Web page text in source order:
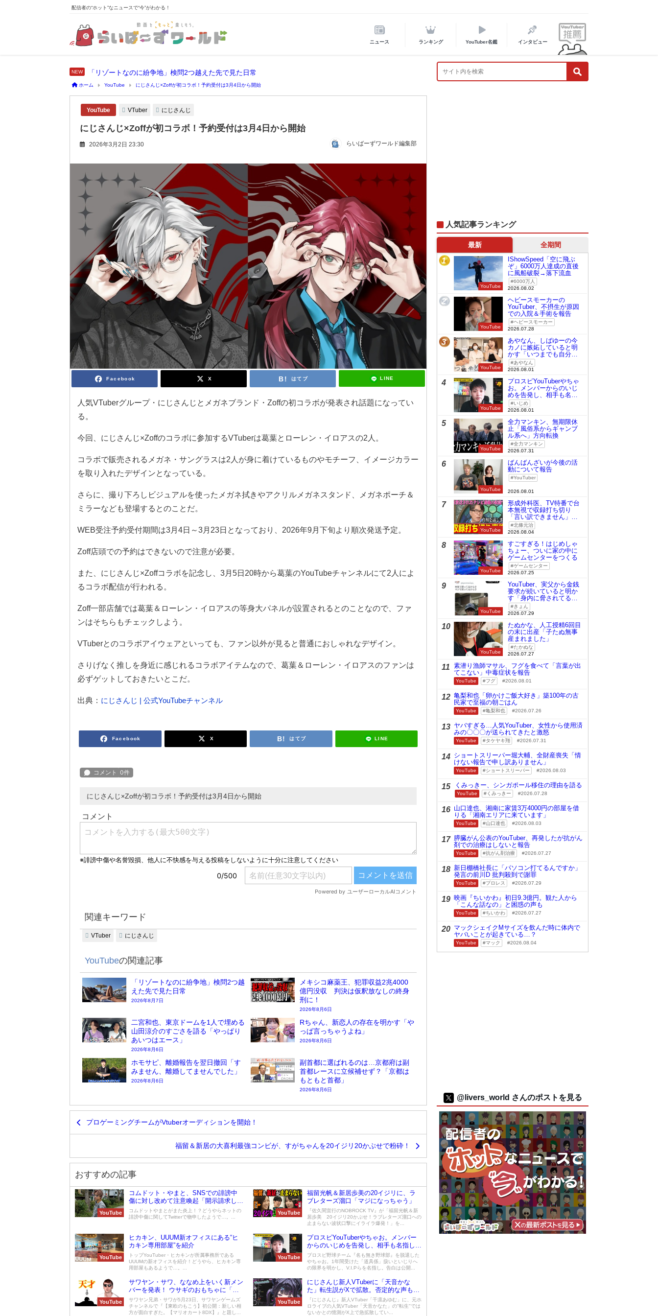
配信者の“ホット”なニュースで“今”がわかる！
ニュース ランキング YouTuber名鑑 インタビュー
「リゾートなのに紛争地」検問2つ越えた先で見た日常
ホーム YouTube にじさんじ×Zoffが初コラボ！予約受付は3月4日から開始
YouTube VTuber にじさんじ
にじさんじ×Zoffが初コラボ！予約受付は3月4日から開始
2026年3月2日 23:30 らいばーずワールド編集部
Facebook X はてブ LINE
人気VTuberグループ・にじさんじとメガネブランド・Zoffの初コラボが発表され話題になってい
る。
今回、にじさんじ×Zoffのコラボに参加するVTuberは葛葉とローレン・イロアスの2人。
コラボで販売されるメガネ・サングラスは2人が身に着けているものやモチーフ、イメージカラー
を取り入れたデザインとなっている。
さらに、撮り下ろしビジュアルを使ったメガネ拭きやアクリルメガネスタンド、メガネポーチ＆
ミラーなども登場するとのことだ。
WEB受注予約受付期間は3月4日～3月23日となっており、2026年9月下旬より順次発送予定。
Zoff店頭での予約はできないので注意が必要。
また、にじさんじ×Zoffコラボを記念し、3月5日20時から葛葉のYouTubeチャンネルにて2人によ
るコラボ配信が行われる。
Zoff一部店舗では葛葉＆ローレン・イロアスの等身大パネルが設置されるとのことなので、ファ
ンはそちらもチェックしよう。
VTuberとのコラボアイウェアといっても、ファン以外が見ると普通におしゃれなデザイン。
さりげなく推しを身近に感じれるコラボアイテムなので、葛葉＆ローレン・イロアスのファンは
必ずゲットしておきたいとこだ。
出典： にじさんじ | 公式YouTubeチャンネル
Facebook X はてブ LINE
にじさんじ×Zoffが初コラボ！予約受付は3月4日から開始
関連キーワード
VTuber にじさんじ
YouTubeの関連記事
「リゾートなのに紛争地」検問2つ越
えた先で見た日常
2026年8月7日
メキシコ麻薬王、犯罪収益2兆4000
億円没収 判決は仮釈放なしの終身
刑に！
2026年8月6日
二宮和也、東京ドームを1人で埋める
山田涼介のすごさを語る「やっぱり
あいつはエース」
2026年8月6日
Rちゃん、新恋人の存在を明かす「や
っぱ言っちゃうよね」
2026年8月6日
ホモサピ、離婚報告を翌日撤回「す
みません、離婚してませんでした」
2026年8月6日
副首都に選ばれるのは…京都府は副
首都レースに立候補せず？「京都は
もともと首都」
2026年8月6日
プロゲーミングチームがVtuberオーディションを開始！
福留＆新居の大喜利最強コンビが、すがちゃんを20イジリ20かぶせで粉砕！
おすすめの記事
YouTube
コムドット・やまと、SNSでの誹謗中
傷に対し改めて注意喚起「開示請求して
得た300万円で…」
コムドットやまとがまた炎上！？どうやらネットの
誹謗中傷に関してTwitterで物申したようで…。...
YouTube
福留光帆＆新居歩美の20イジリに、ラ
ブレターズ溜口「マジになっちゃう」
『佐久間宣行のNOBROCK TV』が「福留光帆＆新
居歩美 20イジリ20かぶせ！ラブレターズ溜口への
止まらない波状口撃にイライラ爆発！」を...
YouTube
ヒカキン、UUUM新オフィスにある“ヒ
カキン専用部屋”を紹介
トップYouTuber・ヒカキンが所属事務所である
UUUMの新オフィスを紹介！どうやら、ヒカキン専
用部屋もあるようで…。...
YouTube
プロスピYouTuberやちゃお。メンバー
からのいじめを告発し、相手も名指しで
批判
プロスピ野球チーム『名も無き野球部』を脱退した
やちゃお。1年間受けた「道具係」扱いといじりへ
の限界を明かし、V.I.Pらを名指し。告白は公開...
YouTube
サワヤン・サワ、ななめ上をいく新メン
バーを発表！ ウサギのおもちゃに「出
会えてよかった純粋に」
サワヤン兄弟・サワが5月23日、サワヤンゲームズ
チャンネルで『【東欧のもこう】初公開：新しい相
方が面白すぎた。【マリオカート8DX】』と題し...
YouTube
にじさんじ新人VTuberに「天音かな
た」転生説がXで拡散。否定的な声も多
く矛盾点を検証
『にじさんじ』新人VTuber「千凛あゆむ」に、元ホ
ロライブの人気VTuber「天音かなた」の"転生"では
ないかとの憶測がX上で急拡散してい...
人気記事ランキング
最新 全期間
1
YouTube
IShowSpeed「空に飛ぶ
ぞ」6000万人達成の直後
に風船破裂→落下流血
6000万人
2026.08.02
2
YouTube
ヘビースモーカーの
YouTuber、不摂生が原因
での入院＆手術を報告
ヘビースモーカー
2026.07.28
3
YouTube
あやなん、しばゆーの今
カノに嫉妬していると明
かす「いつまでも自分の
ものみたいに…」
あやなん
2026.08.01
4
YouTube
プロスピYouTuberやちゃ
お。メンバーからのいじ
めを告発し、相手も名指
しで批判
いじめ
2026.08.01
5
YouTube
全力マンキン、無期限休
止「風俗系からギャンブ
ル系へ」方向転換
全力マンキン
2026.07.31
6
YouTube
ばんばんざいが今後の活
動について報告
YouTuber
2026.08.01
7
YouTube
形成外科医、TV特番で台
本無視で収録打ち切り
「言い訳できません」と
謝罪北條元治
2026.08.04
8
YouTube
すごすぎる！はじめしゃ
ちょー、ついに家の中に
ゲームセンターをつくる
ゲームセンター
2026.07.25
9
YouTube
YouTuber、実父から金銭
要求が続いていると明か
す「身内に脅されてる
の」きょん
2026.07.29
10
YouTube
たぬかな、人工授精6回目
の末に出産「子たぬ無事
産まれました」
たかぬな
2026.07.27
11
素潜り漁師マサル、フグを食べて「言葉が出
てこない」中毒症状を報告
YouTube フグ 2026.08.01
12 亀梨和也「卵かけご飯大好き」築100年の古
民家で至福の朝ごはん
YouTube 亀梨和也 2026.07.26
13 ヤバすぎる…人気YouTuber、女性から使用済
みの〇〇〇が送られてきたと激怒
YouTube タケヤキ翔 2026.07.31
14 ショートスリーパー堀大輔、全財産喪失「情
けない報告で申し訳ありません」
YouTube ショートスリーパー 2026.08.03
15 くみっきー、シンガポール移住の理由を語る
YouTube くみっきー 2026.07.28
16 山口達也、湘南に家賃3万4000円の部屋を借
りる「湘南エリアに来ています」
YouTube 山口達也 2026.08.03
17 膵臓がん公表のYouTuber、再発したが抗がん
剤での治療はしないと報告
YouTube 抗がん剤治療 2026.07.27
18 新日棚橋社長に「パソコン打てるんですか」
発言の前川D 批判殺到で謝罪
YouTube プロレス 2026.07.29
19 映画『ちいかわ』初日9.3億円。観た人から
「こんな話なの」と困惑の声も
YouTube ちいかわ 2026.07.27
20 マックシェイクMサイズを飲んだ時に体内で
ヤバいことが起きている…？
YouTube マック 2026.08.04
@livers_world さんのポストを見る